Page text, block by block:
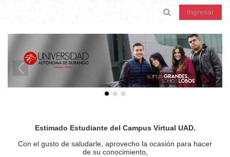
Activar o
Ingresar
Estimado Estudiante del Campus Virtual UAD.
Con el gusto de saludarle, aprovecho la ocasión para hacer
de su conocimiento,